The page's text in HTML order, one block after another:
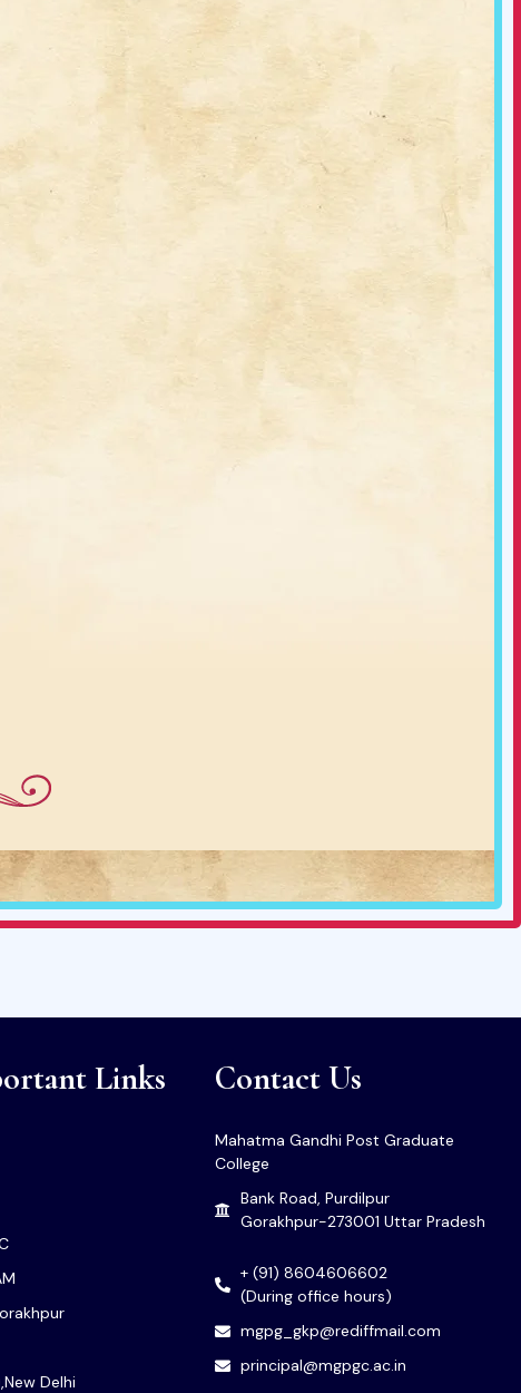
Links
Delhi
Contact Us
Mahatma Gandhi Post Graduate
College
Bank Road, Purdilpur
Gorakhpur-273001 Uttar Pradesh
+ (91) 8604606602
(During office hours)
mgpg_gkp@rediffmail.com
principal@mgpgc.ac.in